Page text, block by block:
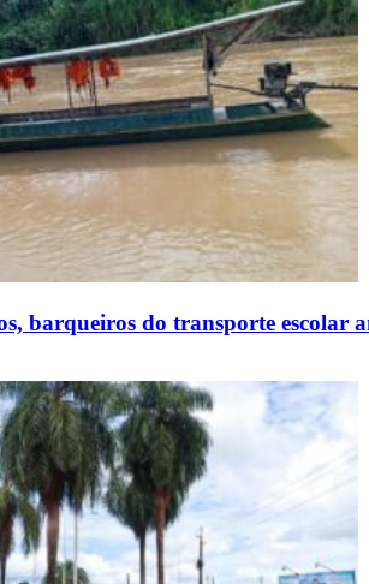
barqueiros do transporte escolar